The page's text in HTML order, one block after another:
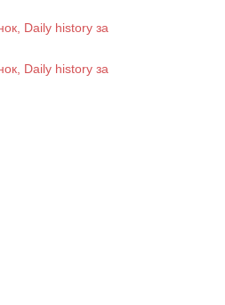
Daily history за
Daily history за